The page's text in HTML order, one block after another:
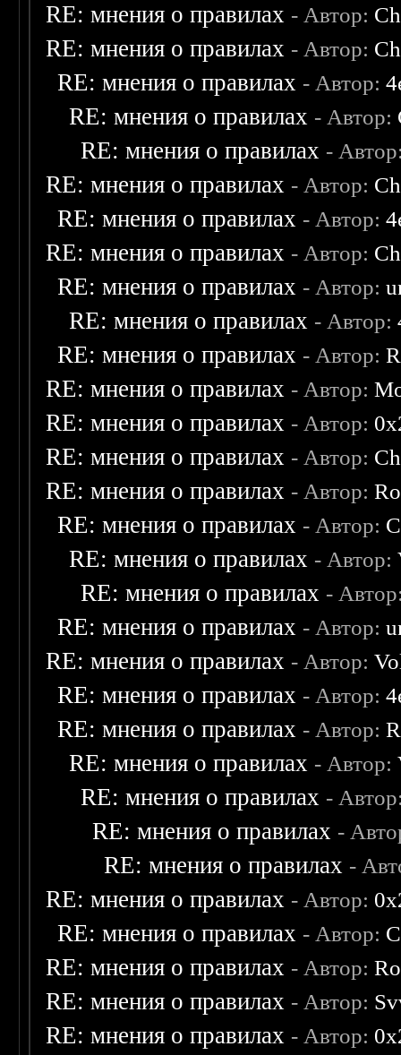
RE: мнения о правилах - Автор:
RE: мнения о правилах - Автор:
RE: мнения о правилах - Автор:
RE: мнения о правилах - Автор:
RE: мнения о правилах -
RE: мнения о правилах - Автор:
RE: мнения о правилах - Автор:
RE: мнения о правилах - Автор:
RE: мнения о правилах - Автор:
RE: мнения о правилах - Автор:
RE: мнения о правилах - Автор:
RE: мнения о правилах - Автор:
RE: мнения о правилах - Автор:
RE: мнения о правилах - Автор:
RE: мнения о правилах - Автор:
RE: мнения о правилах - Автор:
RE: мнения о правилах - Автор:
RE: мнения о правилах -
RE: мнения о правилах - Автор:
RE: мнения о правилах - Автор:
RE: мнения о правилах - Автор:
RE: мнения о правилах - Автор:
RE: мнения о правилах - Автор:
RE: мнения о правилах -
RE: мнения о правилах -
RE: мнения о правилах -
RE: мнения о правилах - Автор:
RE: мнения о правилах - Автор:
RE: мнения о правилах - Автор:
RE: мнения о правилах - Автор:
RE: мнения о правилах - Автор: